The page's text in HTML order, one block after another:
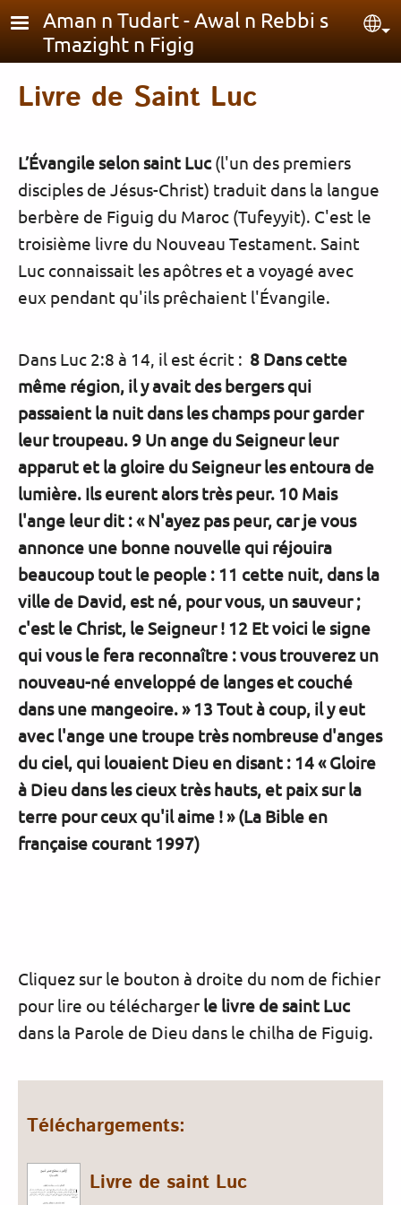
Aller au contenu principal
Aman n Tudart - Awal n Rebbi s
Tmazight n Figig
Livre de Saint Luc
L’Évangile selon saint Luc(l'un des premiers
disciples de Jésus-Christ) traduit dans la langue
berbère de Figuig du Maroc (Tufeyyit). C'est le
troisième livre du Nouveau Testament. Saint
Luc connaissait les apôtres et a voyagé avec
eux pendant qu'ils prêchaient l'Évangile.
Dans Luc 2:8 à 14, il est écrit : 8 Dans cette
même région, il y avait des bergers qui
passaient la nuit dans les champs pour garder
leur troupeau. 9 Un ange du Seigneur leur
apparut et la gloire du Seigneur les entoura de
lumière. Ils eurent alors très peur. 10 Mais
l'ange leur dit : « N'ayez pas peur, car je vous
annonce une bonne nouvelle qui réjouira
beaucoup tout le people : 11 cette nuit, dans la
ville de David, est né, pour vous, un sauveur ;
c'est le Christ, le Seigneur ! 12 Et voici le signe
qui vous le fera reconnaître : vous trouverez un
nouveau-né enveloppé de langes et couché
dans une mangeoire. » 13 Tout à coup, il y eut
avec l'ange une troupe très nombreuse d'anges
du ciel, qui louaient Dieu en disant : 14 « Gloire
à Dieu dans les cieux très hauts, et paix sur la
terre pour ceux qu'il aime ! » (La Bible en
française courant 1997)
Cliquez sur le bouton à droite du nom de fichier
pour lire ou télécharger le livre de saint Luc
dans la Parole de Dieu dans le chilha de Figuig.
Téléchargements:
Livre de saint Luc